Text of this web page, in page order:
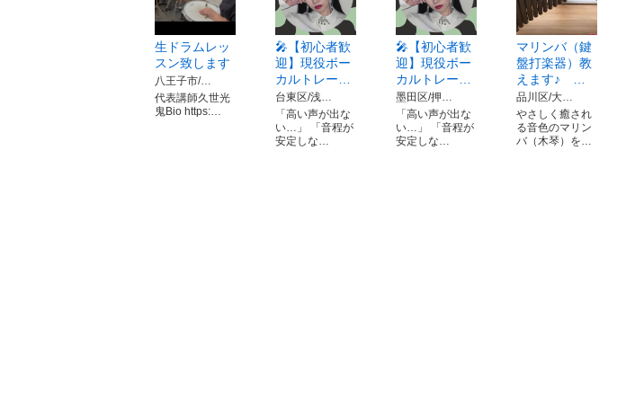
生ドラムレッ
スン致します
八王子市/…
代表講師久世光
鬼Bio https:…
🎤【初心者歓
迎】現役ボー
カルトレー…
台東区/浅…
「高い声が出な
い…」 「音程が
安定しな…
🎤【初心者歓
迎】現役ボー
カルトレー…
墨田区/押…
「高い声が出な
い…」 「音程が
安定しな…
マリンバ（鍵
盤打楽器）教
えます♪ …
品川区/大…
やさしく癒され
る音色のマリン
バ（木琴）を…